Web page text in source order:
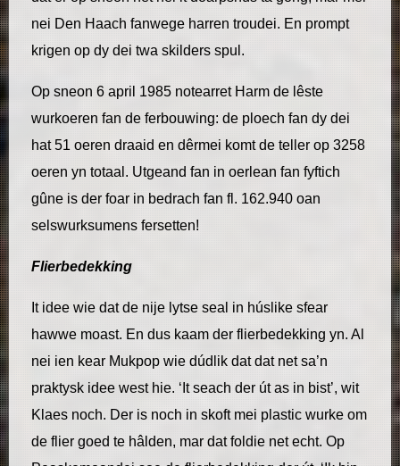
nei Den Haach fanwege harren troudei. En prompt
krigen op dy dei twa skilders spul.
Op sneon 6 april 1985 notearret Harm de lêste
wurkoeren fan de ferbouwing: de ploech fan dy dei
hat 51 oeren draaid en dêrmei komt de teller op 3258
oeren yn totaal. Utgeand fan in oerlean fan fyftich
gûne is der foar in bedrach fan fl. 162.940 oan
selswurksumens fersetten!
Flierbedekking
It idee wie dat de nije lytse seal in húslike sfear
hawwe moast. En dus kaam der flierbedekking yn. Al
nei ien kear Mukpop wie dúdlik dat dat net sa’n
praktysk idee west hie. ‘It seach der út as in bist’, wit
Klaes noch. Der is noch in skoft mei plastic wurke om
de flier goed te hâlden, mar dat foldie net echt. Op